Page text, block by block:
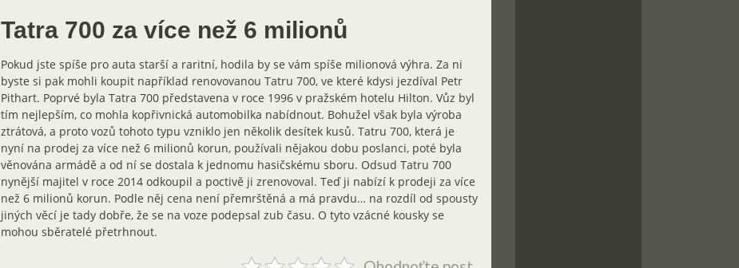
Tatra 700 za více než 6 milionů
Pokud jste spíše pro auta starší a raritní, hodila by se vám spíše milionová výhra. Za ni
byste si pak mohli koupit například renovovanou Tatru 700, ve které kdysi jezdíval Petr
Pithart. Poprvé byla Tatra 700 představena v roce 1996 v pražském hotelu Hilton. Vůz byl
tím nejlepším, co mohla kopřivnická automobilka nabídnout. Bohužel však byla výroba
ztrátová, a proto vozů tohoto typu vzniklo jen několik desítek kusů. Tatru 700, která je
nyní na prodej za více než 6 milionů korun, používali nějakou dobu poslanci, poté byla
věnována armádě a od ní se dostala k jednomu hasičskému sboru. Odsud Tatru 700
nynější majitel v roce 2014 odkoupil a poctivě ji zrenovoval. Teď ji nabízí k prodeji za více
než 6 milionů korun. Podle něj cena není přemrštěná a má pravdu… na rozdíl od spousty
jiných věcí je tady dobře, že se na voze podepsal zub času. O tyto vzácné kousky se
mohou sběratelé přetrhnout.